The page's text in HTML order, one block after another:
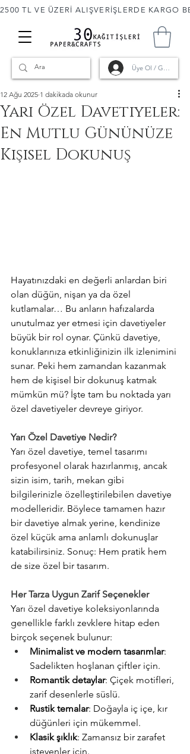
2500 TL VE ÜZERİ ALIŞVERİŞLERDE
Üye Ol / Giriş
Yarı Özel Davetiyeler:
En Mutlu Gününüze
Kişisel Dokunuş
12 Ağu 2025 1 dakikada okunur
Hayatınızdaki en değerli anlardan biri
olan düğün, nişan ya da özel
kutlamalar… Bu anların hafızalarda
unutulmaz yer etmesi için davetiyeler
büyük bir rol oynar. Çünkü davetiye,
konuklarınıza etkinliğinizin ilk izlenimini
sunar. Peki hem zamandan kazanmak
hem de kişisel bir dokunuş katmak
mümkün mü? İşte tam bu noktada yarı
özel davetiyeler devreye giriyor.
Yarı Özel Davetiye Nedir?
Yarı özel davetiye, temel tasarımı
profesyonel olarak hazırlanmış, ancak
sizin isim, tarih, mekan gibi
bilgilerinizle özelleştirilebilen davetiye
modelleridir. Böylece tamamen hazır
bir davetiye almak yerine, kendinize
özel küçük ama anlamlı dokunuşlar
katabilirsiniz. Sonuç: Hem pratik hem
de size özel bir tasarım.
Her Tarza Uygun Zarif Seçenekler
Yarı özel davetiye koleksiyonlarında
genellikle farklı zevklere hitap eden
birçok seçenek bulunur:
Minimalist ve modern tasarımlar:
Sadelikten hoşlanan çiftler için.
Romantik detaylar: Çiçek motifleri,
zarif desenlerle süslü.
Rustik temalar: Doğayla iç içe, kır
düğünleri için mükemmel.
Klasik şıklık: Zamansız bir zarafet
isteyenler için.